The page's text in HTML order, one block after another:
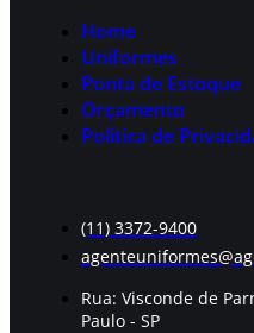
Home
Uniformes
Ponta de Estoque
Orçamento
Política de
(11) 3372-9400
Rua: Visconde de
Paulo - SP